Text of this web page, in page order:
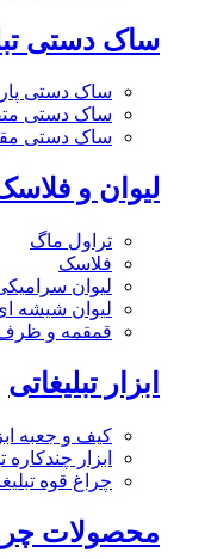
ساک دستی
ساک دستی
ساک دستی
ساک دستی
لیوان و
تراول ماگ
فلاسک
لیوان
لیوان شیشه
قمقمه و ظرف
ابزار تبلیغاتی
کیف و جعبه
ابزار چندکاره
چراغ قوه
محصولات